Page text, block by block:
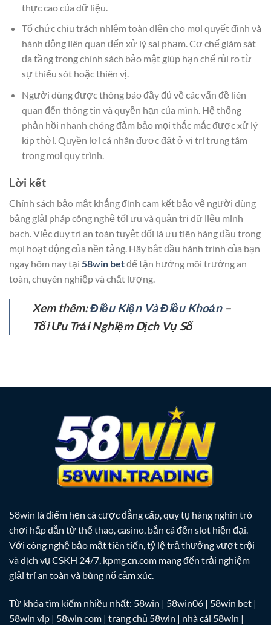
thực cao của dữ liệu.
Tổ chức chịu trách nhiệm toàn diện cho mọi quyết định và
hành động liên quan đến xử lý sai phạm. Cơ chế giám sát
đa tầng trong chính sách bảo mật giúp hạn chế rủi ro từ
sự thiếu sót hoặc thiên vị.
Người dùng được thông báo đầy đủ về các vấn đề liên
quan đến thông tin và quyền hạn của mình. Hệ thống
phản hồi nhanh chóng đảm bảo mọi thắc mắc được xử lý
kịp thời. Quyền lợi cá nhân được đặt ở vị trí trung tâm
trong mọi quy trình.
Lời kết
Chính sách bảo mật khẳng định cam kết bảo vệ người dùng
bằng giải pháp công nghệ tối ưu và quản trị dữ liệu minh
bạch. Việc duy trì an toàn tuyệt đối là ưu tiên hàng đầu trong
mọi hoạt động của nền tảng. Hãy bắt đầu hành trình của bạn
ngay hôm nay tại 58win betđể tận hưởng môi trường an
toàn, chuyên nghiệp và chất lượng.
Xem thêm:Điều Kiện Và Điều Khoản–
Tối Ưu Trải Nghiệm Dịch Vụ Số
58win là điểm hẹn cá cược đẳng cấp, quy tụ hàng nghìn trò
chơi hấp dẫn từ thể thao, casino, bắn cá đến slot hiện đại.
Với công nghệ bảo mật tiên tiến, tỷ lệ trả thưởng vượt trội
và dịch vụ CSKH 24/7, kpmg.cn.com mang đến trải nghiệm
giải trí an toàn và bùng nổ cảm xúc.
Từ khóa tìm kiếm nhiều nhất: 58win | 58win06 | 58win bet |
58win vip | 58win com | trang chủ 58win | nhà cái 58win |